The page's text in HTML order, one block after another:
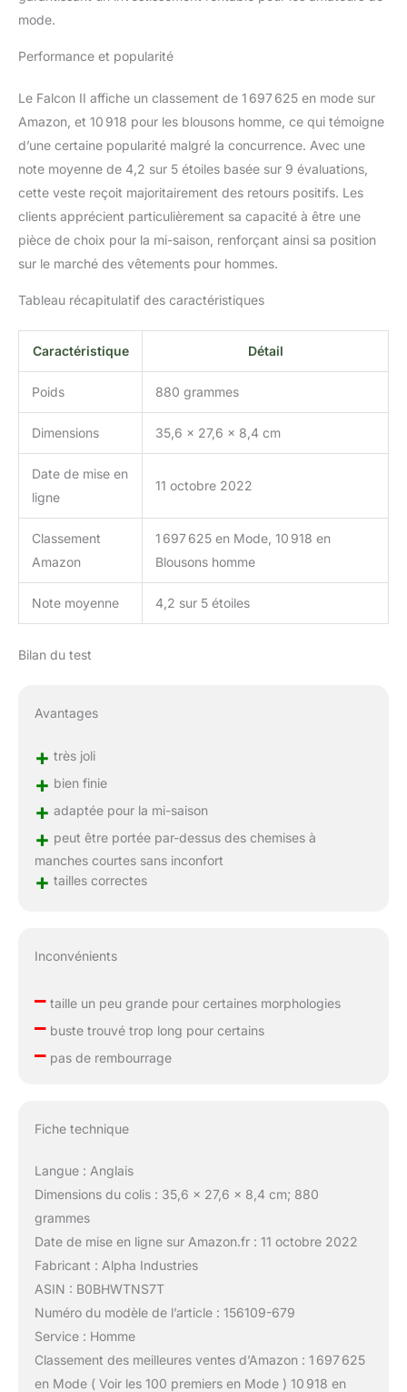
mode.
Performance et popularité
Le Falcon II affiche un classement de 1 697 625 en mode sur
Amazon, et 10 918 pour les blousons homme, ce qui témoigne
d’une certaine popularité malgré la concurrence. Avec une
note moyenne de 4,2 sur 5 étoiles basée sur 9 évaluations,
cette veste reçoit majoritairement des retours positifs. Les
clients apprécient particulièrement sa capacité à être une
pièce de choix pour la mi-saison, renforçant ainsi sa position
sur le marché des vêtements pour hommes.
Tableau récapitulatif des caractéristiques
Caractéristique Détail
Poids 880 grammes
Dimensions 35,6 x 27,6 x 8,4 cm
Date de mise en
ligne
11 octobre 2022
Classement
Amazon
1 697 625 en Mode, 10 918 en
Blousons homme
Note moyenne 4,2 sur 5 étoiles
Bilan du test
Avantages
+ très joli
+ bien finie
+ adaptée pour la mi-saison
+ peut être portée par-dessus des chemises à
manches courtes sans inconfort
+ tailles correctes
Inconvénients
–taille un peu grande pour certaines morphologies
–buste trouvé trop long pour certains
–pas de rembourrage
Fiche technique
Langue : Anglais
Dimensions du colis : 35,6 x 27,6 x 8,4 cm; 880
grammes
Date de mise en ligne sur Amazon.fr : 11 octobre 2022
Fabricant : Alpha Industries
ASIN : B0BHWTNS7T
Numéro du modèle de l’article : 156109-679
Service : Homme
Classement des meilleures ventes d’Amazon : 1 697 625
en Mode ( Voir les 100 premiers en Mode ) 10 918 en